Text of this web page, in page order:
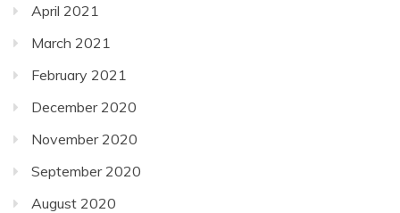
April 2021
March 2021
February 2021
December 2020
November 2020
September 2020
August 2020